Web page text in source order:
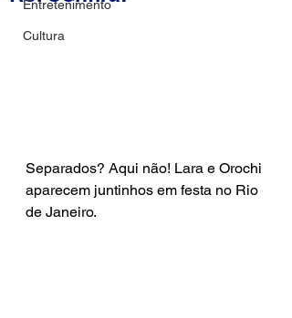
Entretenimento
Cultura
Separados? Aqui não! Lara e Orochi
aparecem juntinhos em festa no Rio
de Janeiro.